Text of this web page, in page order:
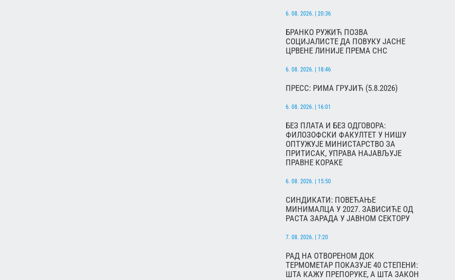
6. 08. 2026. | 20:36
БРАНКО РУЖИЋ ПОЗВА
СОЦИЈАЛИСТЕ ДА ПОВУКУ ЈАСНЕ
ЦРВЕНЕ ЛИНИЈЕ ПРЕМА СНС
6. 08. 2026. | 18:46
ПРЕСС: РИМА ГРУЈИЋ (5.8.2026)
6. 08. 2026. | 16:01
БЕЗ ПЛАТА И БЕЗ ОДГОВОРА:
ФИЛОЗОФСКИ ФАКУЛТЕТ У НИШУ
ОПТУЖУЈЕ МИНИСТАРСТВО ЗА
ПРИТИСАК, УПРАВА НАЈАВЉУЈЕ
ПРАВНЕ КОРАКЕ
6. 08. 2026. | 15:50
СИНДИКАТИ: ПОВЕЋАЊЕ
МИНИМАЛЦА У 2027. ЗАВИСИЋЕ ОД
РАСТА ЗАРАДА У ЈАВНОМ СЕКТОРУ
7. 08. 2026. | 7:20
РАД НА ОТВОРЕНОМ ДОК
ТЕРМОМЕТАР ПОКАЗУЈЕ 40 СТЕПЕНИ:
ШТА КАЖУ ПРЕПОРУКЕ, А ШТА ЗАКОН